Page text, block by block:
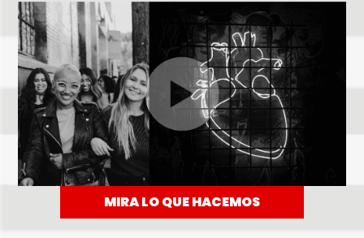
MIRA LO QUE HACEMOS